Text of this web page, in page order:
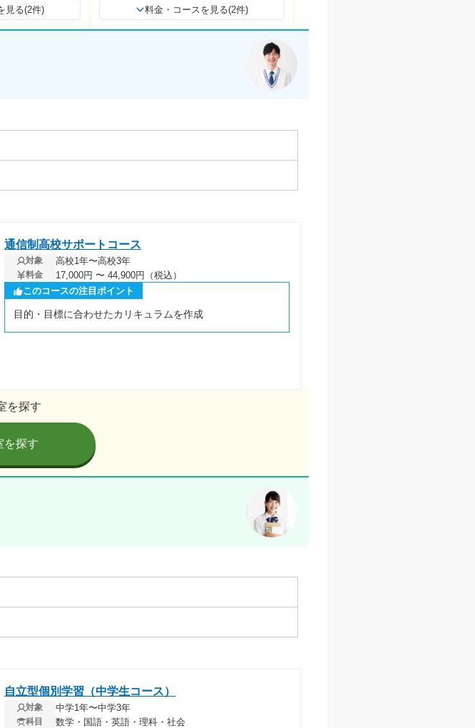
見る(2件) 料金・コースを見る(2件)
通信制高校サポートコース
対象 高校1年〜高校3年
料金
17,000円 〜 44,900円（税込）
このコースの注目ポイント
目的・目標に合わせたカリキュラムを作成
を探す
を探す
自立型個別学習（中学生コース）
対象 中学1年〜中学3年
科目 数学・国語・英語・理科・社会